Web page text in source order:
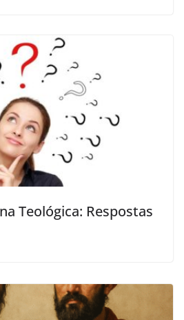
Teológica: Respostas